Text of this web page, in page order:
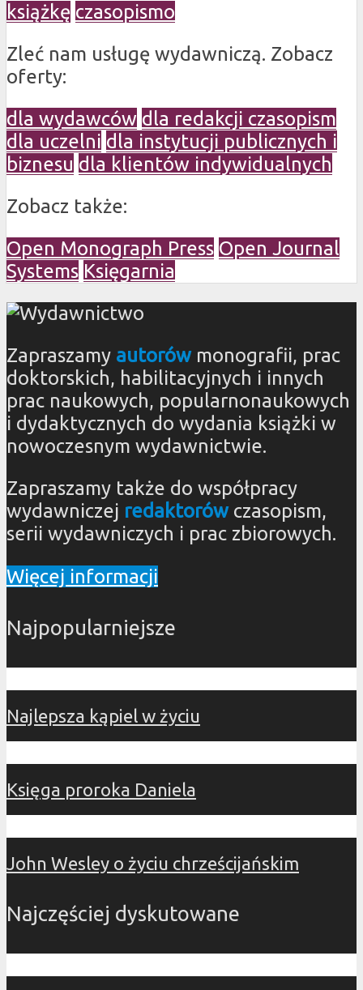
książkę czasopismo
Zleć nam usługę wydawniczą. Zobacz
oferty:
dla wydawców dla redakcji czasopism
dla uczelni dla instytucji publicznych i
biznesu dla klientów indywidualnych
Zobacz także:
Open Monograph Press Open Journal
Systems Księgarnia
Zapraszamy autorówmonografii, prac
doktorskich, habilitacyjnych i innych
prac naukowych, popularnonaukowych
i dydaktycznych do wydania książki w
nowoczesnym wydawnictwie.
Zapraszamy także do współpracy
wydawniczej redaktorówczasopism,
serii wydawniczych i prac zbiorowych.
Więcej informacji
Najpopularniejsze
Najlepsza kąpiel w życiu
Księga proroka Daniela
John Wesley o życiu chrześcijańskim
Najczęściej dyskutowane